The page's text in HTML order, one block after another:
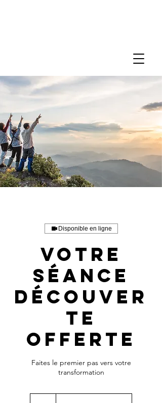
Disponible en ligne
Votre
séance
découver
te
offerte
Faites le premier pas vers votre
transformation